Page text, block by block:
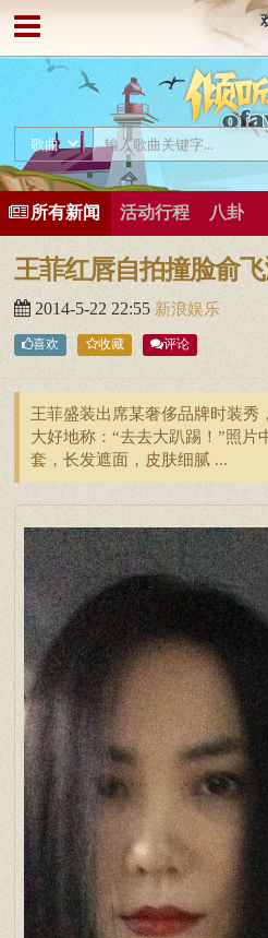
所有新闻 活动行程 八卦
王菲红唇自拍撞脸俞
2014-5-22 22:55 新浪娱乐
喜欢 收藏 评论
王菲盛装出席某奢侈品牌时装秀
大好地称：“去去大趴踢！”照
套，长发遮面，皮肤细腻 ...